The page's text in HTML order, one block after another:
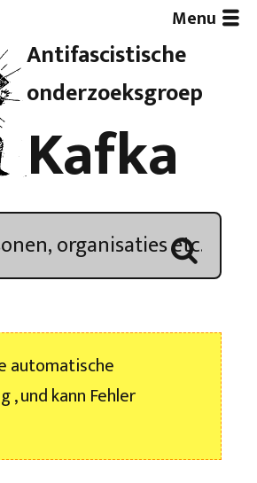
Antifascistische
onderzoeksgroep
Kafka
Menu
automatische
, und kann Fehler